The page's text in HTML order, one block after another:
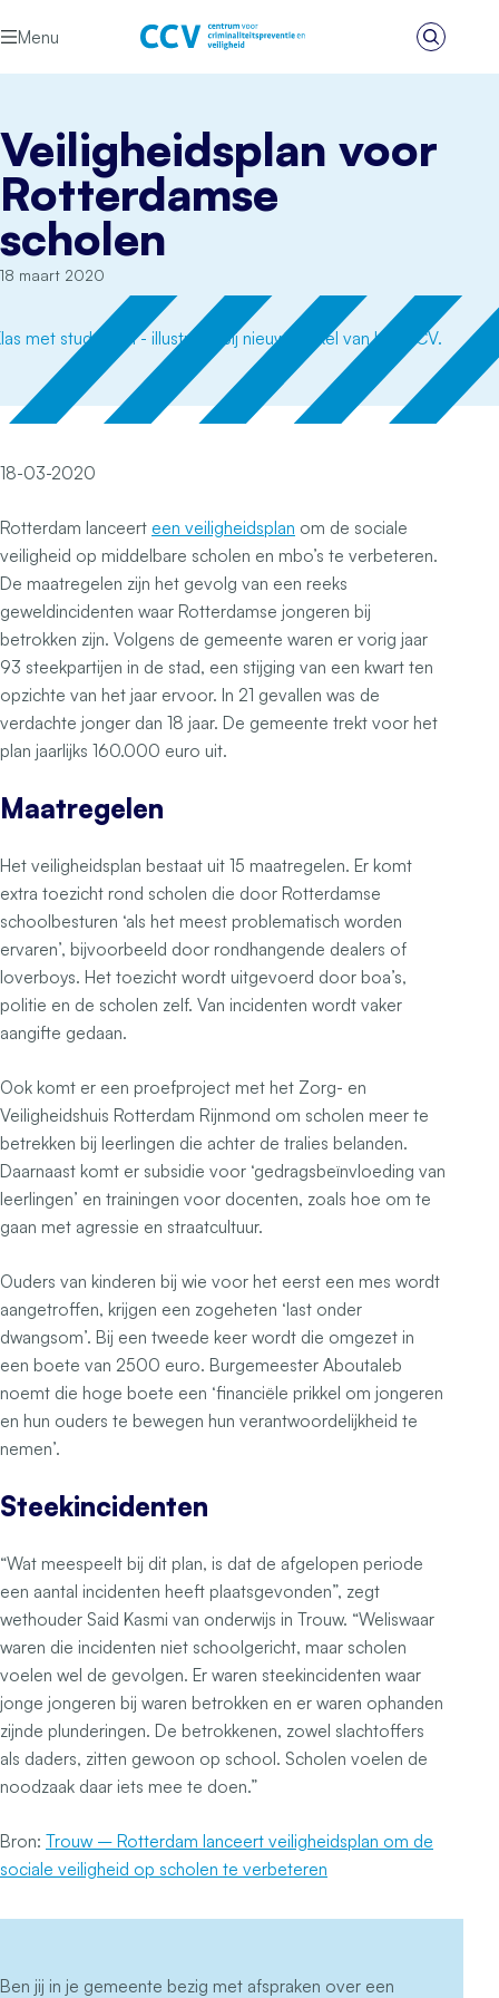
Menu
Zoeken
Veiligheidsplan voor
Rotterdamse
scholen
18 maart 2020
18-03-2020
Rotterdam lanceert een veiligheidsplan om de sociale
veiligheid op middelbare scholen en mbo’s te verbeteren.
De maatregelen zijn het gevolg van een reeks
geweldincidenten waar Rotterdamse jongeren bij
betrokken zijn. Volgens de gemeente waren er vorig jaar
93 steekpartijen in de stad, een stijging van een kwart ten
opzichte van het jaar ervoor. In 21 gevallen was de
verdachte jonger dan 18 jaar. De gemeente trekt voor het
plan jaarlijks 160.000 euro uit.
Maatregelen
Het veiligheidsplan bestaat uit 15 maatregelen. Er komt
extra toezicht rond scholen die door Rotterdamse
schoolbesturen ‘als het meest problematisch worden
ervaren’, bijvoorbeeld door rondhangende dealers of
loverboys. Het toezicht wordt uitgevoerd door boa’s,
politie en de scholen zelf. Van incidenten wordt vaker
aangifte gedaan.
Ook komt er een proefproject met het Zorg- en
Veiligheidshuis Rotterdam Rijnmond om scholen meer te
betrekken bij leerlingen die achter de tralies belanden.
Daarnaast komt er subsidie voor ‘gedragsbeïnvloeding van
leerlingen’ en trainingen voor docenten, zoals hoe om te
gaan met agressie en straatcultuur.
Ouders van kinderen bij wie voor het eerst een mes wordt
aangetroffen, krijgen een zogeheten ‘last onder
dwangsom’. Bij een tweede keer wordt die omgezet in
een boete van 2500 euro. Burgemeester Aboutaleb
noemt die hoge boete een ‘financiële prikkel om jongeren
en hun ouders te bewegen hun verantwoordelijkheid te
nemen’.
Steekincidenten
“Wat meespeelt bij dit plan, is dat de afgelopen periode
een aantal incidenten heeft plaatsgevonden”, zegt
wethouder Said Kasmi van onderwijs in Trouw. “Weliswaar
waren die incidenten niet schoolgericht, maar scholen
voelen wel de gevolgen. Er waren steekincidenten waar
jonge jongeren bij waren betrokken en er waren ophanden
zijnde plunderingen. De betrokkenen, zowel slachtoffers
als daders, zitten gewoon op school. Scholen voelen de
noodzaak daar iets mee te doen.”
Bron: Trouw – Rotterdam lanceert veiligheidsplan om de
sociale veiligheid op scholen te verbeteren
Ben jij in je gemeente bezig met afspraken over een